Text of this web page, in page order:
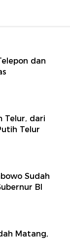
dan
Telur, dari
Telur
Sudah
BI
Matang,